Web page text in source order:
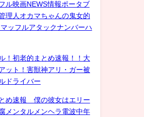
ル映画NEWS情報ポータブ
理人オカマちゃんの鬼女的
ッフルアタックナンバーハ
！初老的まとめ速報！！大
ット！害獣神アリ・ガー被
ドライバー
め速報 僕の彼女はエリー
メンタルメンヘラ電波中年